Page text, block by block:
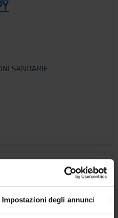
Impostazioni degli annunci
SANITARIE
AND
AGE